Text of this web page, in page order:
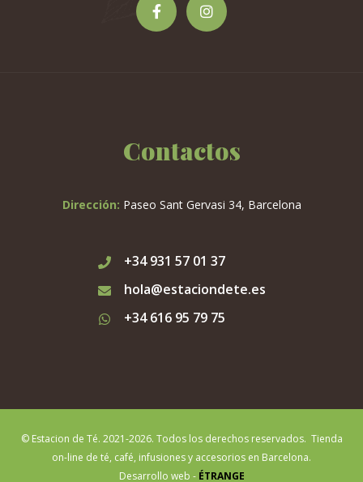
Contactos
Dirección: Paseo Sant Gervasi 34, Barcelona
+34 931 57 01 37
hola@estaciondete.es
+34 616 95 79 75
© Estacion de Té. 2021-2026. Todos los derechos reservados. Tienda
on-line de té, café, infusiones y accesorios en Barcelona.
Desarrollo web - ÉTRANGE